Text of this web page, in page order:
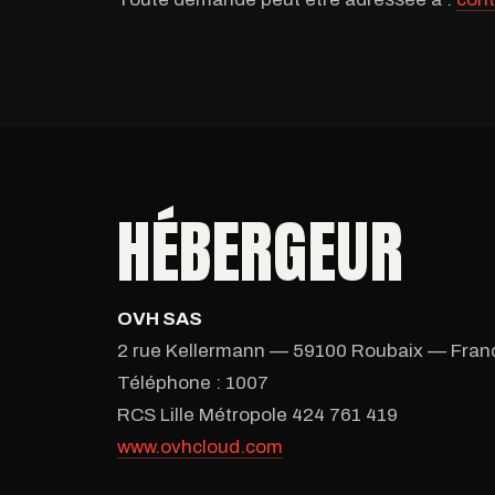
HÉBERGEUR
OVH SAS
2 rue Kellermann — 59100 Roubaix —
Téléphone : 1007
RCS Lille Métropole 424 761 419
www.ovhcloud.com